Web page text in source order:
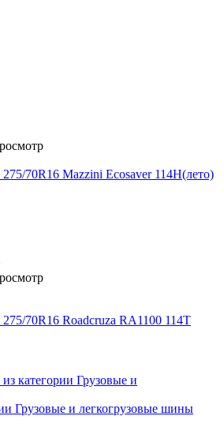
70R16 Mazzini Ecosaver 114H(лето)
70R16 Roadcruza RA1100 114T
категории Грузовые и
Грузовые и легкогрузовые шины